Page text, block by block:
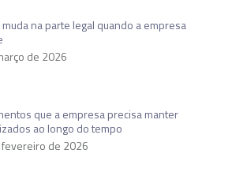
muda na parte legal quando a empresa
de 2026
que a empresa precisa manter
ao longo do tempo
de 2026